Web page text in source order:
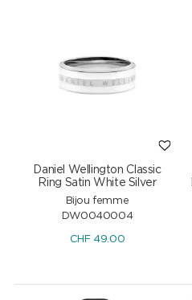
Daniel Wellington Classic
Ring Satin White Silver
Bijou femme
DW0040004
CHF 49.00